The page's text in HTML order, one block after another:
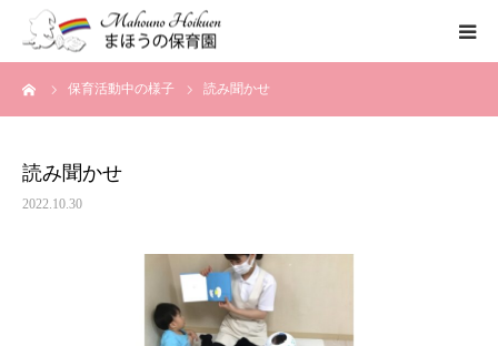
保育活動中の様子 読み聞かせ
読み聞かせ
2022.10.30
まほうの保育園の想い
一時保育について